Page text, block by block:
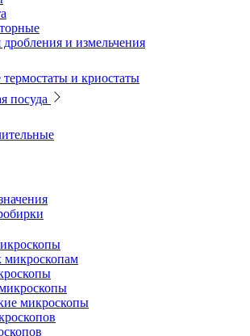
воды
и измельчения
и криостаты
посуда